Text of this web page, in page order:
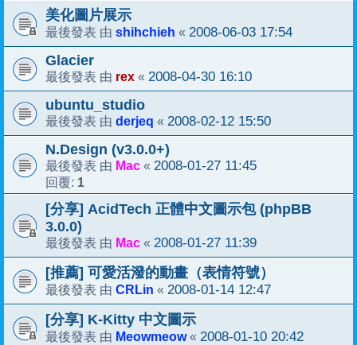
美化圖片展示
最後發表 由 shihchieh « 2008-06-03 17:54
Glacier
最後發表 由 rex « 2008-04-30 16:10
ubuntu_studio
最後發表 由 derjeq « 2008-02-12 15:50
N.Design (v3.0.0+)
最後發表 由 Mac « 2008-01-27 11:45
回覆: 1
[分享] AcidTech 正體中文圖示包 (phpBB
3.0.0)
最後發表 由 Mac « 2008-01-27 11:39
[推薦] 可愛活潑的動畫（表情符號）
最後發表 由 CRLin « 2008-01-14 12:47
[分享] K-Kitty 中文圖示
最後發表 由 Meowmeow« 2008-01-10 20:42